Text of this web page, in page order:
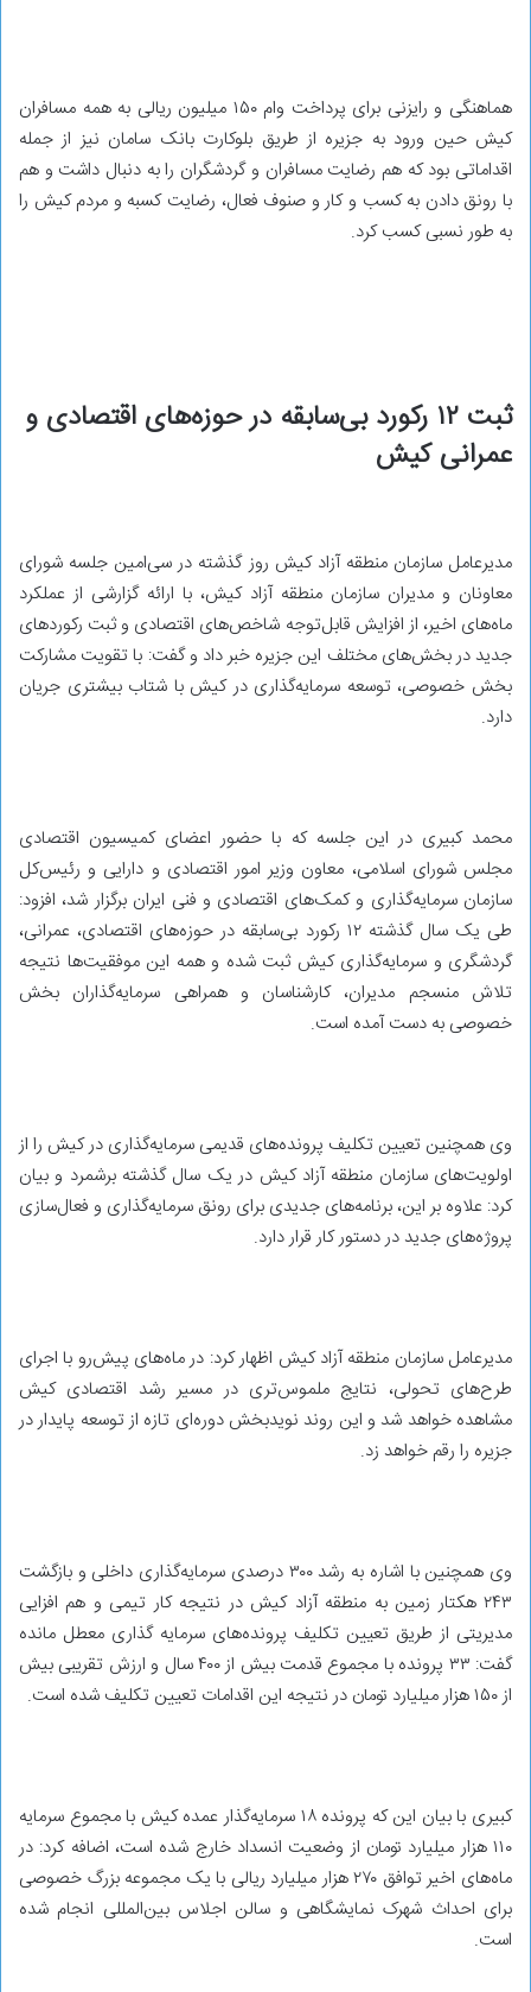
هماهنگی و رایزنی برای پرداخت وام ۱۵۰ میلیون ریالی به همه مسافران
کیش حین ورود به جزیره از طریق بلوکارت بانک سامان نیز از جمله
اقداماتی بود که هم رضایت مسافران و گردشگران را به دنبال داشت و هم
با رونق دادن به کسب و کار و صنوف فعال، رضایت کسبه و مردم کیش را
به طور نسبی کسب کرد.
ثبت ۱۲ رکورد بی‌سابقه در حوزه‌های اقتصادی و
عمرانی کیش
مدیرعامل سازمان منطقه آزاد کیش روز گذشته در سی‌امین جلسه شورای
معاونان و مدیران سازمان منطقه آزاد کیش، با ارائه گزارشی از عملکرد
ماه‌های اخیر، از افزایش قابل‌توجه شاخص‌های اقتصادی و ثبت رکوردهای
جدید در بخش‌های مختلف این جزیره خبر داد و گفت: با تقویت مشارکت
بخش خصوصی، توسعه سرمایه‌گذاری در کیش با شتاب بیشتری جریان
دارد.
محمد کبیری در این جلسه که با حضور اعضای کمیسیون اقتصادی
مجلس شورای اسلامی، معاون وزیر امور اقتصادی و دارایی و رئیس‌کل
سازمان سرمایه‌گذاری و کمک‌های اقتصادی و فنی ایران برگزار شد، افزود:
طی یک سال گذشته ۱۲ رکورد بی‌سابقه در حوزه‌های اقتصادی، عمرانی،
گردشگری و سرمایه‌گذاری کیش ثبت شده و همه این موفقیت‌ها نتیجه
تلاش منسجم مدیران، کارشناسان و همراهی سرمایه‌گذاران بخش
خصوصی به دست آمده است.
وی همچنین تعیین تکلیف پرونده‌های قدیمی سرمایه‌گذاری در کیش را از
اولویت‌های سازمان منطقه آزاد کیش در یک سال گذشته برشمرد و بیان
کرد: علاوه بر این، برنامه‌های جدیدی برای رونق سرمایه‌گذاری و فعال‌سازی
پروژه‌های جدید در دستور کار قرار دارد.
مدیرعامل سازمان منطقه آزاد کیش اظهار کرد: در ماه‌های پیش‌رو با اجرای
طرح‌های تحولی، نتایج ملموس‌تری در مسیر رشد اقتصادی کیش
مشاهده خواهد شد و این روند نویدبخش دوره‌ای تازه از توسعه پایدار در
جزیره را رقم خواهد زد.
وی همچنین با اشاره به رشد ۳۰۰ درصدی سرمایه‌گذاری داخلی و بازگشت
۲۴۳ هکتار زمین به منطقه آزاد کیش در نتیجه کار تیمی و هم‌ افزایی
مدیریتی از طریق تعیین تکلیف پرونده‌های سرمایه گذاری معطل مانده
گفت: ۳۳ پرونده با مجموع قدمت بیش از ۴۰۰ سال و ارزش تقریبی بیش
از ۱۵۰ هزار میلیارد تومان در نتیجه این اقدامات تعیین تکلیف شده است.
کبیری با بیان این که پرونده ۱۸ سرمایه‌گذار عمده کیش با مجموع سرمایه
۱۱۰ هزار میلیارد تومان از وضعیت انسداد خارج شده است، اضافه کرد: در
ماه‌های اخیر توافق ۲۷۰ هزار میلیارد ریالی با یک مجموعه بزرگ خصوصی
برای احداث شهرک نمایشگاهی و سالن اجلاس بین‌المللی انجام شده
است.